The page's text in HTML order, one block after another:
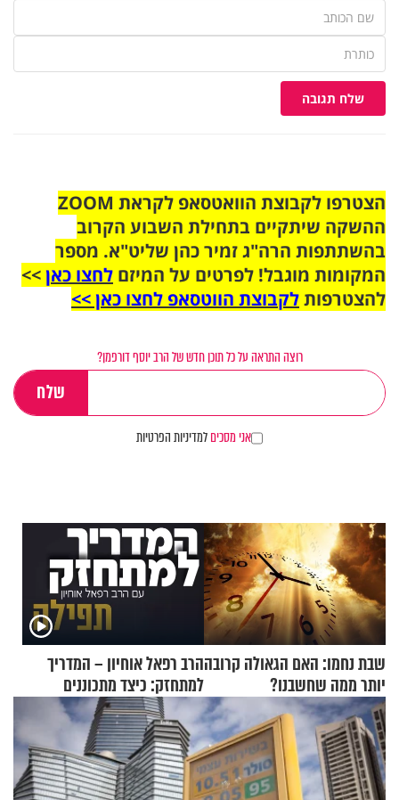
שלח תגובה
הצטרפו לקבוצת הוואטסאפ לקראת ZOOM
ההשקה שיתקיים בתחילת השבוע הקרוב
בהשתתפות הרה"ג זמיר כהן שליט"א. מספר
המקומות מוגבל! לפרטים על המיזם לחצו כאן>>
להצטרפותלקבוצת הווטסאפ לחצו כאן >>
רוצה התראה על כל תוכן חדש של הרב יוסף דורפמן?
אני מסכיםלמדיניות הפרטיות
שבת נחמו: האם הגאולה קרובה
יותר ממה שחשבנו?
הרב רפאל אוחיון – המדריך
למתחזק: כיצד מתכוננים
לתפילה?